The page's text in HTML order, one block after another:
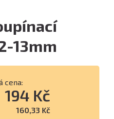
13mm
cena:
194 Kč
160,33 Kč